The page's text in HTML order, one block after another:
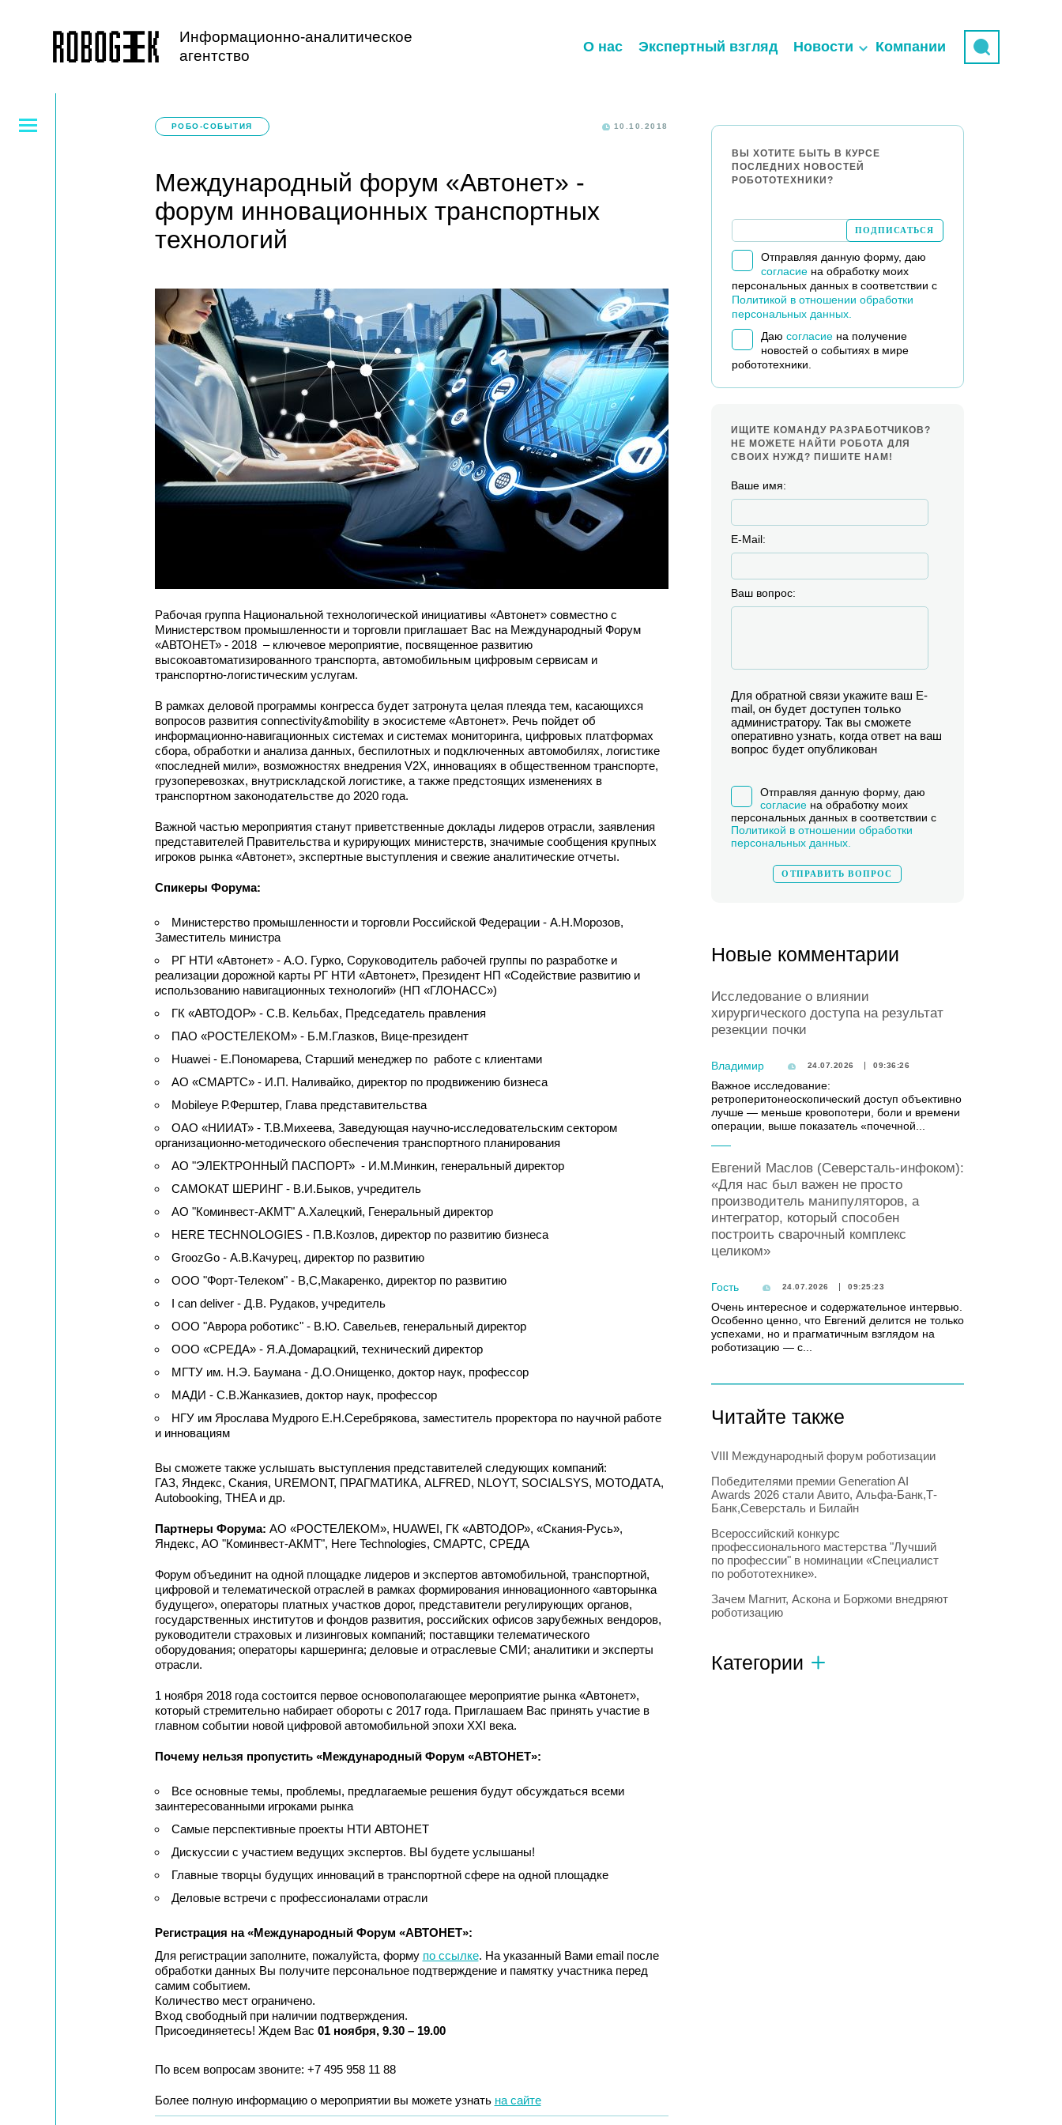
Информационно-аналитическое
агентство
О нас Экспертный взгляд Новости Компании
РОБО-СОБЫТИЯ 10.10.2018
Международный форум «Автонет» -
форум инновационных транспортных
технологий
Рабочая группа Национальной технологической инициативы «Автонет» совместно с
Министерством промышленности и торговли приглашает Вас на Международный Форум
«АВТОНЕТ» - 2018 – ключевое мероприятие, посвященное развитию
высокоавтоматизированного транспорта, автомобильным цифровым сервисам и
транспортно-логистическим услугам.
В рамках деловой программы конгресса будет затронута целая плеяда тем, касающихся
вопросов развития connectivity&mobility в экосистеме «Автонет». Речь пойдет об
информационно-навигационных системах и системах мониторинга, цифровых платформах
сбора, обработки и анализа данных, беспилотных и подключенных автомобилях, логистике
«последней мили», возможностях внедрения V2X, инновациях в общественном транспорте,
грузоперевозках, внутрискладской логистике, а также предстоящих изменениях в
транспортном законодательстве до 2020 года.
Важной частью мероприятия станут приветственные доклады лидеров отрасли, заявления
представителей Правительства и курирующих министерств, значимые сообщения крупных
игроков рынка «Автонет», экспертные выступления и свежие аналитические отчеты.
Спикеры Форума:
Министерство промышленности и торговли Российской Федерации - А.Н.Морозов,
Заместитель министра
РГ НТИ «Автонет» - А.О. Гурко, Соруководитель рабочей группы по разработке и
реализации дорожной карты РГ НТИ «Автонет», Президент НП «Содействие развитию и
использованию навигационных технологий» (НП «ГЛОНАСС»)
ГК «АВТОДОР» - С.В. Кельбах, Председатель правления
ПАО «РОСТЕЛЕКОМ» - Б.М.Глазков, Вице-президент
Huawei - Е.Пономарева, Старший менеджер по работе с клиентами
АО «СМАРТС» - И.П. Наливайко, директор по продвижению бизнеса
Mobileye Р.Ферштер, Глава представительства
ОАО «НИИАТ» - Т.В.Михеева, Заведующая научно-исследовательским сектором
организационно-методического обеспечения транспортного планирования
АО "ЭЛЕКТРОННЫЙ ПАСПОРТ» - И.М.Минкин, генеральный директор
САМОКАТ ШЕРИНГ - В.И.Быков, учредитель
АО "Коминвест-АКМТ" А.Халецкий, Генеральный директор
HERE TECHNOLOGIES - П.В.Козлов, директор по развитию бизнеса
GroozGo - А.В.Качурец, директор по развитию
ООО "Форт-Телеком" - В,С,Макаренко, директор по развитию
I can deliver - Д.В. Рудаков, учредитель
ООО "Аврора роботикс" - В.Ю. Савельев, генеральный директор
ООО «СРЕДА» - Я.А.Домарацкий, технический директор
МГТУ им. Н.Э. Баумана - Д.О.Онищенко, доктор наук, профессор
МАДИ - С.В.Жанказиев, доктор наук, профессор
НГУ им Ярослава Мудрого Е.Н.Серебрякова, заместитель проректора по научной работе
и инновациям
Вы сможете также услышать выступления представителей следующих компаний:
ГАЗ, Яндекс, Скания, UREMONT, ПРАГМАТИКА, ALFRED, NLOYT, SOCIALSYS, МОТОДАТА,
Autobooking, THEA и др.
Партнеры Форума: АО «РОСТЕЛЕКОМ», HUAWEI, ГК «АВТОДОР», «Скания-Русь»,
Яндекс, АО "Коминвест-АКМТ", Here Technologies, СМАРТС, СРЕДА
Форум объединит на одной площадке лидеров и экспертов автомобильной, транспортной,
цифровой и телематической отраслей в рамках формирования инновационного «авторынка
будущего», операторы платных участков дорог, представители регулирующих органов,
государственных институтов и фондов развития, российских офисов зарубежных вендоров,
руководители страховых и лизинговых компаний; поставщики телематического
оборудования; операторы каршеринга; деловые и отраслевые СМИ; аналитики и эксперты
отрасли.
1 ноября 2018 года состоится первое основополагающее мероприятие рынка «Автонет»,
который стремительно набирает обороты с 2017 года. Приглашаем Вас принять участие в
главном событии новой цифровой автомобильной эпохи XXI века.
Почему нельзя пропустить «Международный Форум «АВТОНЕТ»:
Все основные темы, проблемы, предлагаемые решения будут обсуждаться всеми
заинтересованными игроками рынка
Самые перспективные проекты НТИ АВТОНЕТ
Дискуссии с участием ведущих экспертов. ВЫ будете услышаны!
Главные творцы будущих инноваций в транспортной сфере на одной площадке
Деловые встречи с профессионалами отрасли
Регистрация на «Международный Форум «АВТОНЕТ»:
Для регистрации заполните, пожалуйста, форму по ссылке. На указанный Вами email после
обработки данных Вы получите персональное подтверждение и памятку участника перед
самим событием.
Количество мест ограничено.
Вход свободный при наличии подтверждения.
Присоединяетесь! Ждем Вас 01 ноября, 9.30 – 19.00
По всем вопросам звоните: +7 495 958 11 88
Более полную информацию о мероприятии вы можете узнать на сайте
ВЫ ХОТИТЕ БЫТЬ В КУРСЕ
ПОСЛЕДНИХ НОВОСТЕЙ
РОБОТОТЕХНИКИ?
Отправляя данную форму, даю
согласиена обработку моих
персональных данных в соответствии с
Политикой в отношении обработки
персональных данных.
Даю согласиена получение
новостей о событиях в мире
робототехники.
ИЩИТЕ КОМАНДУ РАЗРАБОТЧИКОВ?
НЕ МОЖЕТЕ НАЙТИ РОБОТА ДЛЯ
СВОИХ НУЖД? ПИШИТЕ НАМ!
Ваше имя:
E-Mail:
Ваш вопрос:
Для обратной связи укажите ваш E-
mail, он будет доступен только
администратору. Так вы сможете
оперативно узнать, когда ответ на ваш
вопрос будет опубликован
Отправляя данную форму, даю
согласиена обработку моих
персональных данных в соответствии с
Политикой в отношении обработки
персональных данных.
Новые комментарии
Исследование о влиянии
хирургического доступа на результат
резекции почки
Владимир 24.07.2026 09:36:26
Важное исследование:
ретроперитонеоскопический доступ объективно
лучше — меньше кровопотери, боли и времени
операции, выше показатель «почечной...
Евгений Маслов (Северсталь-инфоком):
«Для нас был важен не просто
производитель манипуляторов, а
интегратор, который способен
построить сварочный комплекс
целиком»
Гость 24.07.2026 09:25:23
Очень интересное и содержательное интервью.
Особенно ценно, что Евгений делится не только
успехами, но и прагматичным взглядом на
роботизацию — с...
Читайте также
VIII Международный форум роботизации
Победителями премии Generation AI
Awards 2026 стали Авито, Альфа-Банк,Т-
Банк,Северсталь и Билайн
Всероссийский конкурс
профессионального мастерства "Лучший
по профессии" в номинации «Специалист
по робототехнике».
Зачем Магнит, Аскона и Боржоми внедряют
роботизацию
Категории